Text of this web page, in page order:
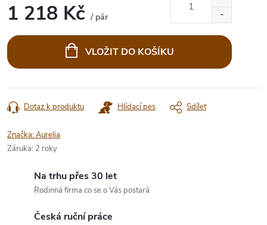
1 218 Kč / pár
cena:
VLOŽIT DO KOŠÍKU
Dotaz k produktu Hlídací pes Sdílet
Značka:Aurelia
Záruka: 2 roky
Na trhu přes 30 let
Rodinná firma co se o Vás postará
Česká ruční práce